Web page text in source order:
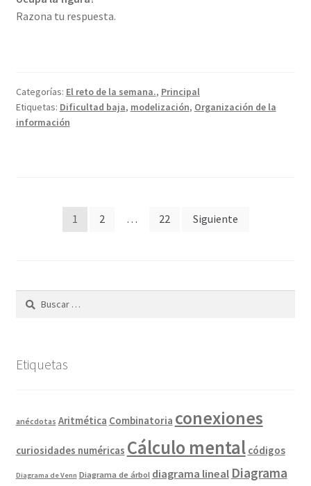
Razona tu respuesta.
Categorías: El reto de la semana., Principal
Etiquetas: Dificultad baja, modelización, Organización de la
información
Paginación
1 2 … 22 Siguiente
Buscar:
Etiquetas
anécdotas Aritmética Combinatoria conexiones
curiosidades numéricas Cálculo mental códigos
Diagrama de Venn Diagrama de árbol diagrama lineal Diagrama